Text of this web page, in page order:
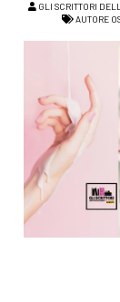
GLI SCRITTORI
AUTORE